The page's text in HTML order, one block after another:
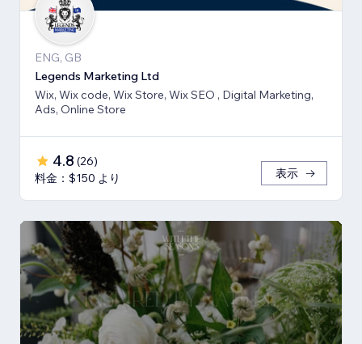
ENG, GB
Legends Marketing Ltd
Wix, Wix code, Wix Store, Wix SEO , Digital Marketing,
Ads, Online Store
4.8 (26)
料金：$150 より
表示